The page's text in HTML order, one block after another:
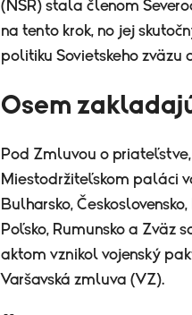
(NSR) stala členom
na tento krok, no jej
politiku Sovietskeho zväzu
Osem
Pod Zmluvou o
Miestodržiteľskom paláci
Bulharsko,
Poľsko, Rumunsko a Zväz
aktom vznikol vojenský
Varšavská zmluva (VZ).